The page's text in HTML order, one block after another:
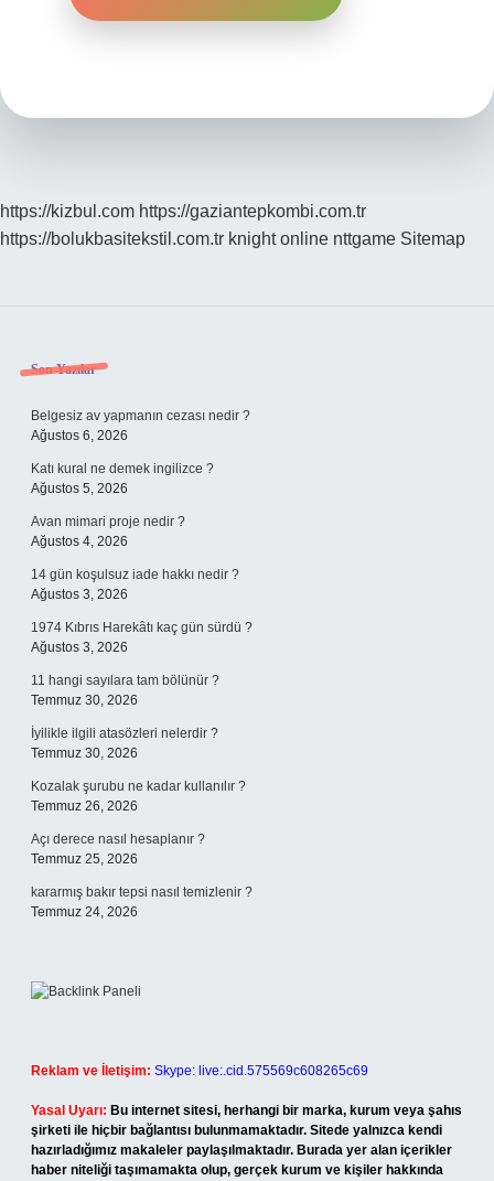
https://kizbul.com https://gaziantepkombi.com.tr
https://bolukbasitekstil.com.tr knight online nttgame Sitemap
Sidebar
Son Yazılar
Belgesiz av yapmanın cezası nedir ?
Ağustos 6, 2026
Katı kural ne demek ingilizce ?
Ağustos 5, 2026
Avan mimari proje nedir ?
Ağustos 4, 2026
14 gün koşulsuz iade hakkı nedir ?
Ağustos 3, 2026
1974 Kıbrıs Harekâtı kaç gün sürdü ?
Ağustos 3, 2026
11 hangi sayılara tam bölünür ?
Temmuz 30, 2026
İyilikle ilgili atasözleri nelerdir ?
Temmuz 30, 2026
Kozalak şurubu ne kadar kullanılır ?
Temmuz 26, 2026
Açı derece nasıl hesaplanır ?
Temmuz 25, 2026
kararmış bakır tepsi nasıl temizlenir ?
Temmuz 24, 2026
Reklam ve İletişim: Skype: live:.cid.575569c608265c69
Yasal Uyarı: Bu internet sitesi, herhangi bir marka, kurum veya şahıs
şirketi ile hiçbir bağlantısı bulunmamaktadır. Sitede yalnızca kendi
hazırladığımız makaleler paylaşılmaktadır. Burada yer alan içerikler
haber niteliği taşımamakta olup, gerçek kurum ve kişiler hakkında